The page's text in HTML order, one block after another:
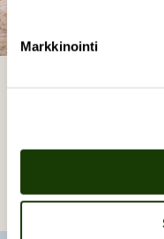
Markkinointi
PUISTOKATU 4
SEARVAT